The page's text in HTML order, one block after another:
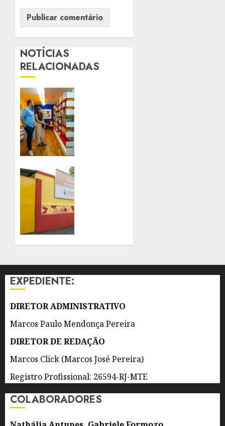
NOTÍCIAS
RELACIONADAS
FEIRA
7 DE
AGOSTO
0
EXPEDIENTE:
DIRETOR ADMINISTRATIVO
Marcos Paulo Mendonça Pereira
DIRETOR DE REDAÇÃO
Marcos Click (Marcos José Pereira)
Registro Profissional: 26594-RJ-MTE
COLABORADORES